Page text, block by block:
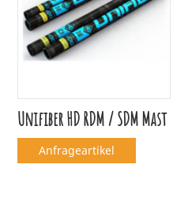
Unifiber HD RDM / SDM Mast
Anfrageartikel